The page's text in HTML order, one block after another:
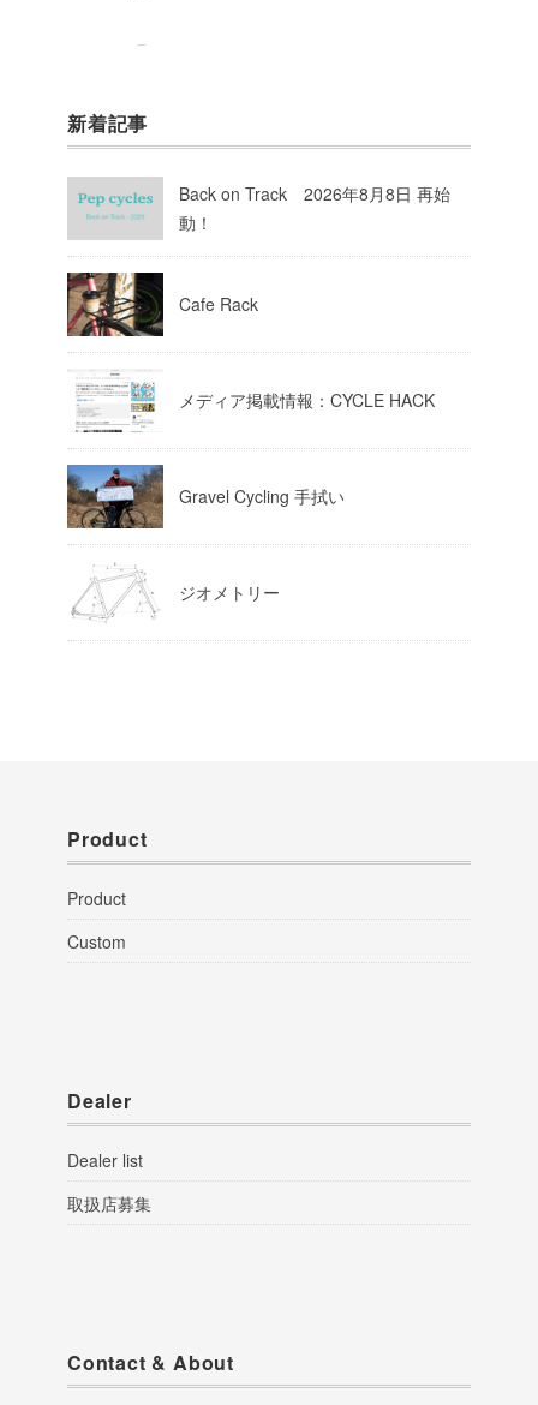
Pep cycles@大阪
今週はお知らせがいっぱいあるのでチ
ェックしてて下さいね！
新着記事
Back on Track 2026年8月8日 再始
動！
Cafe Rack
メディア掲載情報：CYCLE HACK
Gravel Cycling 手拭い
ジオメトリー
Product
Product
Custom
Dealer
Dealer list
取扱店募集
Contact & About